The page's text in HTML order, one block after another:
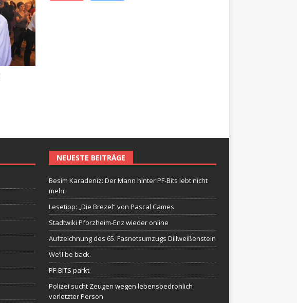
NEUESTE BEITRÄGE
Besim Karadeniz: Der Mann hinter PF-Bits lebt nicht
mehr
Lesetipp: „Die Brezel“ von Pascal Cames
Stadtwiki Pforzheim-Enz wieder online
Aufzeichnung des 65. Fasnetsumzugs Dillweißenstein
We’ll be back.
PF-BITS parkt
Polizei sucht Zeugen wegen lebensbedrohlich
verletzter Person